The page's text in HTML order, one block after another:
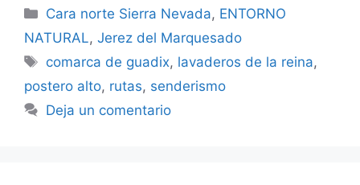
Categorías
Cara norte Sierra Nevada, ENTORNO
NATURAL, Jerez del Marquesado
Etiquetas
comarca de guadix, lavaderos de la reina,
postero alto, rutas, senderismo
Deja un comentario